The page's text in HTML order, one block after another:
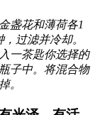
盏花和薄荷各1
过滤并冷却。
一茶匙你选择的
子中。将混合物
。